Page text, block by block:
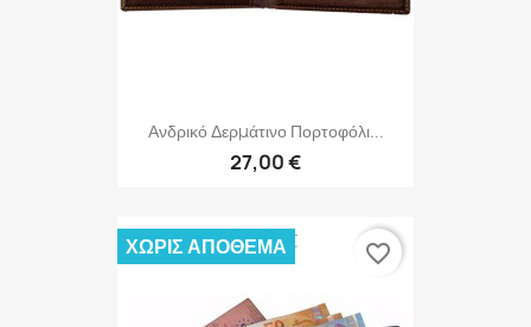
Ανδρικό Δερμάτινο Πορτοφόλι...
27,00 €
ΧΩΡΊΣ ΑΠΌΘΕΜΑ favorite_border